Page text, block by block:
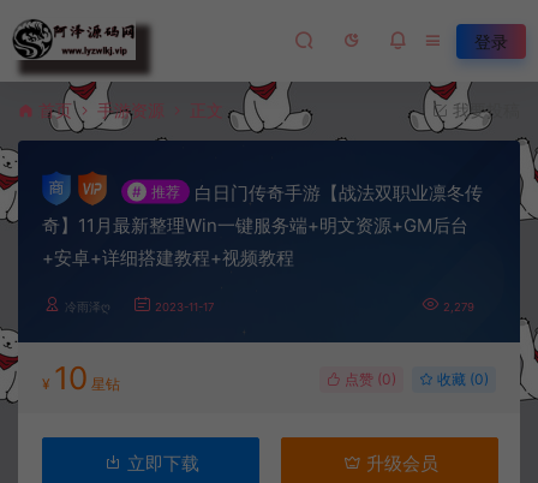
登录
首页 手游资源 正文 我要投稿
# 推荐
白日门传奇手游【战法双职业凛冬传
奇】11月最新整理Win一键服务端+明文资源+GM后台
+安卓+详细搭建教程+视频教程
冷雨泽ღ 2023-11-17 2,279
¥ 10 星钻 点赞 (0) 收藏 (0)
立即下载 升级会员